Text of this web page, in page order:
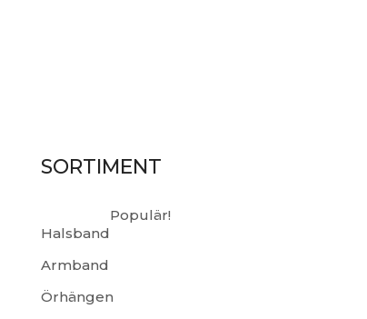
SORTIMENT
Halsband
Populär!
Armband
Örhängen